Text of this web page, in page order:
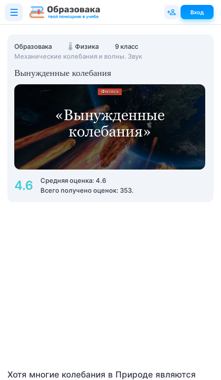
Образовака 🌡️ Физика
9 класс
Механические колебания и волны. Звук
Вынужденные колебания
4.6
Средняя оценка: 4.6
Всего получено оценок: 353.
Хотя многие колебания в Природе являются
Вход